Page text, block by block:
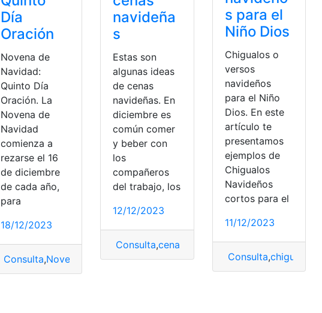
Peluches,Peluches navideños
Día
Oración
Novena de
Navidad:
Quinto Día
Oración. La
Novena de
Navidad
comienza a
rezarse el 16
de diciembre
de cada año,
para
18/12/2023
Consulta,Novena Novena de Navidad,Quinto Día Oración
navideña
s
Estas son
algunas ideas
de cenas
navideñas. En
diciembre es
común comer
y beber con
los
compañeros
del trabajo, los
12/12/2023
Consulta,cena de navidad,cena navideña,Ideas
s para el
Niño Dios
Chigualos o
versos
navideños
para el Niño
Dios. En este
artículo te
presentamos
ejemplos de
Chigualos
Navideños
cortos para el
11/12/2023
Consulta,chigualos